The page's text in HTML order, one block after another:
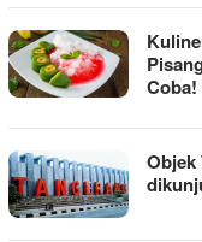
Coba!
Objek